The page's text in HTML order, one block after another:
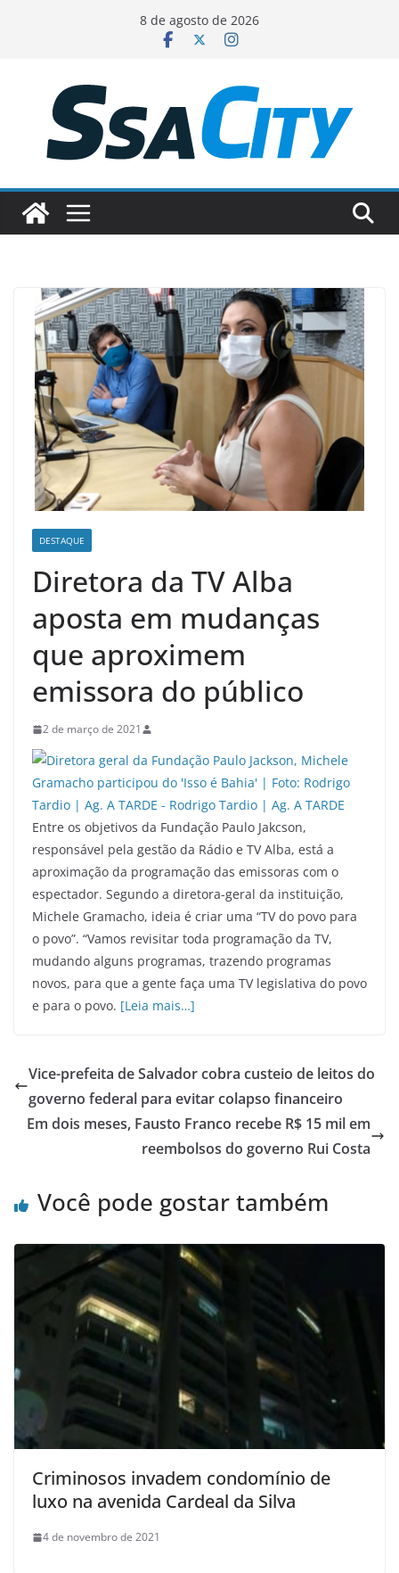
conteúdo
8 de agosto de 2026
DESTAQUE
Diretora da TV Alba
aposta em mudanças
que aproximem
emissora do público
2 de março de 2021
Entre os objetivos da Fundação Paulo Jakcson,
responsável pela gestão da Rádio e TV Alba, está a
aproximação da programação das emissoras com o
espectador. Segundo a diretora-geral da instituição,
Michele Gramacho, ideia é criar uma “TV do povo para
o povo”. “Vamos revisitar toda programação da TV,
mudando alguns programas, trazendo programas
novos, para que a gente faça uma TV legislativa do povo
e para o povo. [Leia mais…]
Vice-prefeita de Salvador cobra custeio de leitos do
governo federal para evitar colapso financeiro
Em dois meses, Fausto Franco recebe R$ 15 mil em
reembolsos do governo Rui Costa
Você pode gostar também
Criminosos invadem condomínio de
luxo na avenida Cardeal da Silva
4 de novembro de 2021